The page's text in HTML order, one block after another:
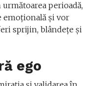
perioadă,
emoțională și vor
sprijin, blândețe și
ego